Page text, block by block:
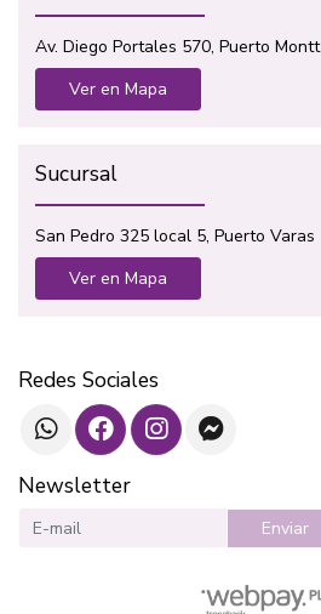
Av. Diego Portales 570, Puerto Montt
Ver en Mapa
Sucursal
San Pedro 325 local 5, Puerto Varas
Ver en Mapa
Redes Sociales
Newsletter
Enviar